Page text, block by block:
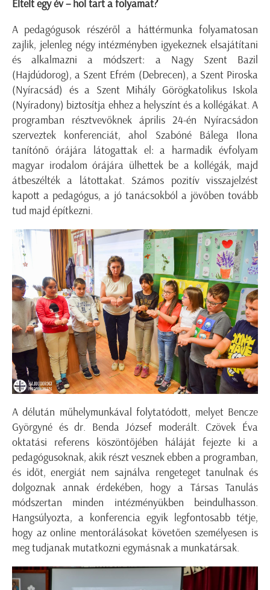
Eltelt egy év – hol tart a folyamat?
A pedagógusok részéről a háttérmunka folyamatosan
zajlik, jelenleg négy intézményben igyekeznek elsajátítani
és alkalmazni a módszert: a Nagy Szent Bazil
(Hajdúdorog), a Szent Efrém (Debrecen), a Szent Piroska
(Nyíracsád) és a Szent Mihály Görögkatolikus Iskola
(Nyíradony) biztosítja ehhez a helyszínt és a kollégákat. A
programban résztvevőknek április 24-én Nyíracsádon
szerveztek konferenciát, ahol Szabóné Bálega Ilona
tanítónő órájára látogattak el: a harmadik évfolyam
magyar irodalom órájára ülhettek be a kollégák, majd
átbeszélték a látottakat. Számos pozitív visszajelzést
kapott a pedagógus, a jó tanácsokból a jövőben tovább
tud majd építkezni.
A délután műhelymunkával folytatódott, melyet Bencze
Györgyné és dr. Benda József moderált. Czövek Éva
oktatási referens köszöntőjében háláját fejezte ki a
pedagógusoknak, akik részt vesznek ebben a programban,
és időt, energiát nem sajnálva rengeteget tanulnak és
dolgoznak annak érdekében, hogy a Társas Tanulás
módszertan minden intézményükben beindulhasson.
Hangsúlyozta, a konferencia egyik legfontosabb tétje,
hogy az online mentorálásokat követően személyesen is
meg tudjanak mutatkozni egymásnak a munkatársak.